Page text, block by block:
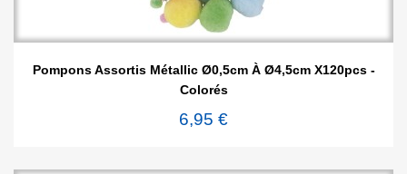
Pompons Assortis Métallic Ø0,5cm À Ø4,5cm X120pcs -
Colorés
6,95 €